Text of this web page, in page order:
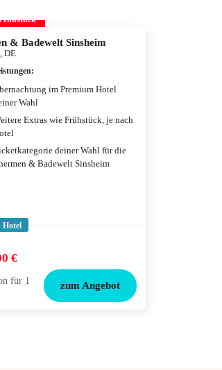
& Badewelt Sinsheim
DE
:
im Premium Hotel
Wahl
Extras wie Frühstück, je nach
deiner Wahl für die
& Badewelt Sinsheim
Hotel
€
für 1
zum Angebot